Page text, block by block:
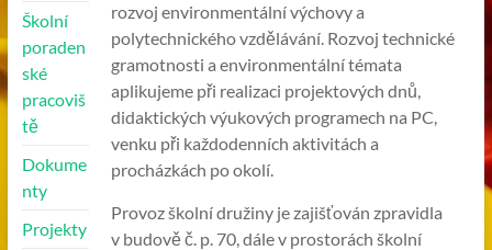
rozvoj environmentální výchovy a
polytechnického vzdělávání. Rozvoj technické
gramotnosti a environmentální témata
aplikujeme při realizaci projektových dnů,
didaktických výukových programech na PC,
venku při každodenních aktivitách a
procházkách po okolí.
Provoz školní družiny je zajišťován zpravidla
v budově č. p. 70, dále v prostorách školní
Školní
poraden
ské
pracoviš
tě
Dokume
nty
Projekty